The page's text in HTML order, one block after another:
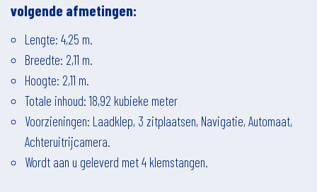
volgende afmetingen:
Lengte: 4,25 m.
Breedte: 2,11 m.
Hoogte: 2,11 m.
Totale inhoud: 18,92 kubieke meter
Voorzieningen: Laadklep, 3 zitplaatsen, Navigatie, Automaat,
Achteruitrijcamera.
Wordt aan u geleverd met 4 klemstangen.